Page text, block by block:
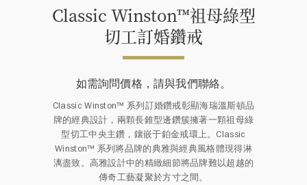
Classic Winston™祖母綠型
切工訂婚鑽戒
如需詢問價格，請與我們聯絡。
Classic Winston™ 系列訂婚鑽戒彰顯海瑞溫斯頓品
牌的經典設計，兩顆長錐型邊鑽簇擁著一顆祖母綠
型切工中央主鑽，鑲嵌于鉑金戒環上。Classic
Winston™ 系列將品牌的典雅與經典風格體現得淋
漓盡致。高雅設計中的精緻細節將品牌難以超越的
傳奇工藝凝聚於方寸之間。